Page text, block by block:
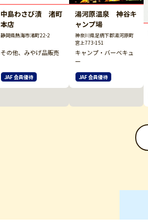
中島わさび漬 渚町
本店
静岡県熱海市渚町22-2
その他、みやげ品販売
JAF 会員優待
湯河原温泉 神谷キ
ャンプ場
神奈川県足柄下郡湯河原町
宮上773-151
キャンプ・バーベキュ
ー
JAF 会員優待